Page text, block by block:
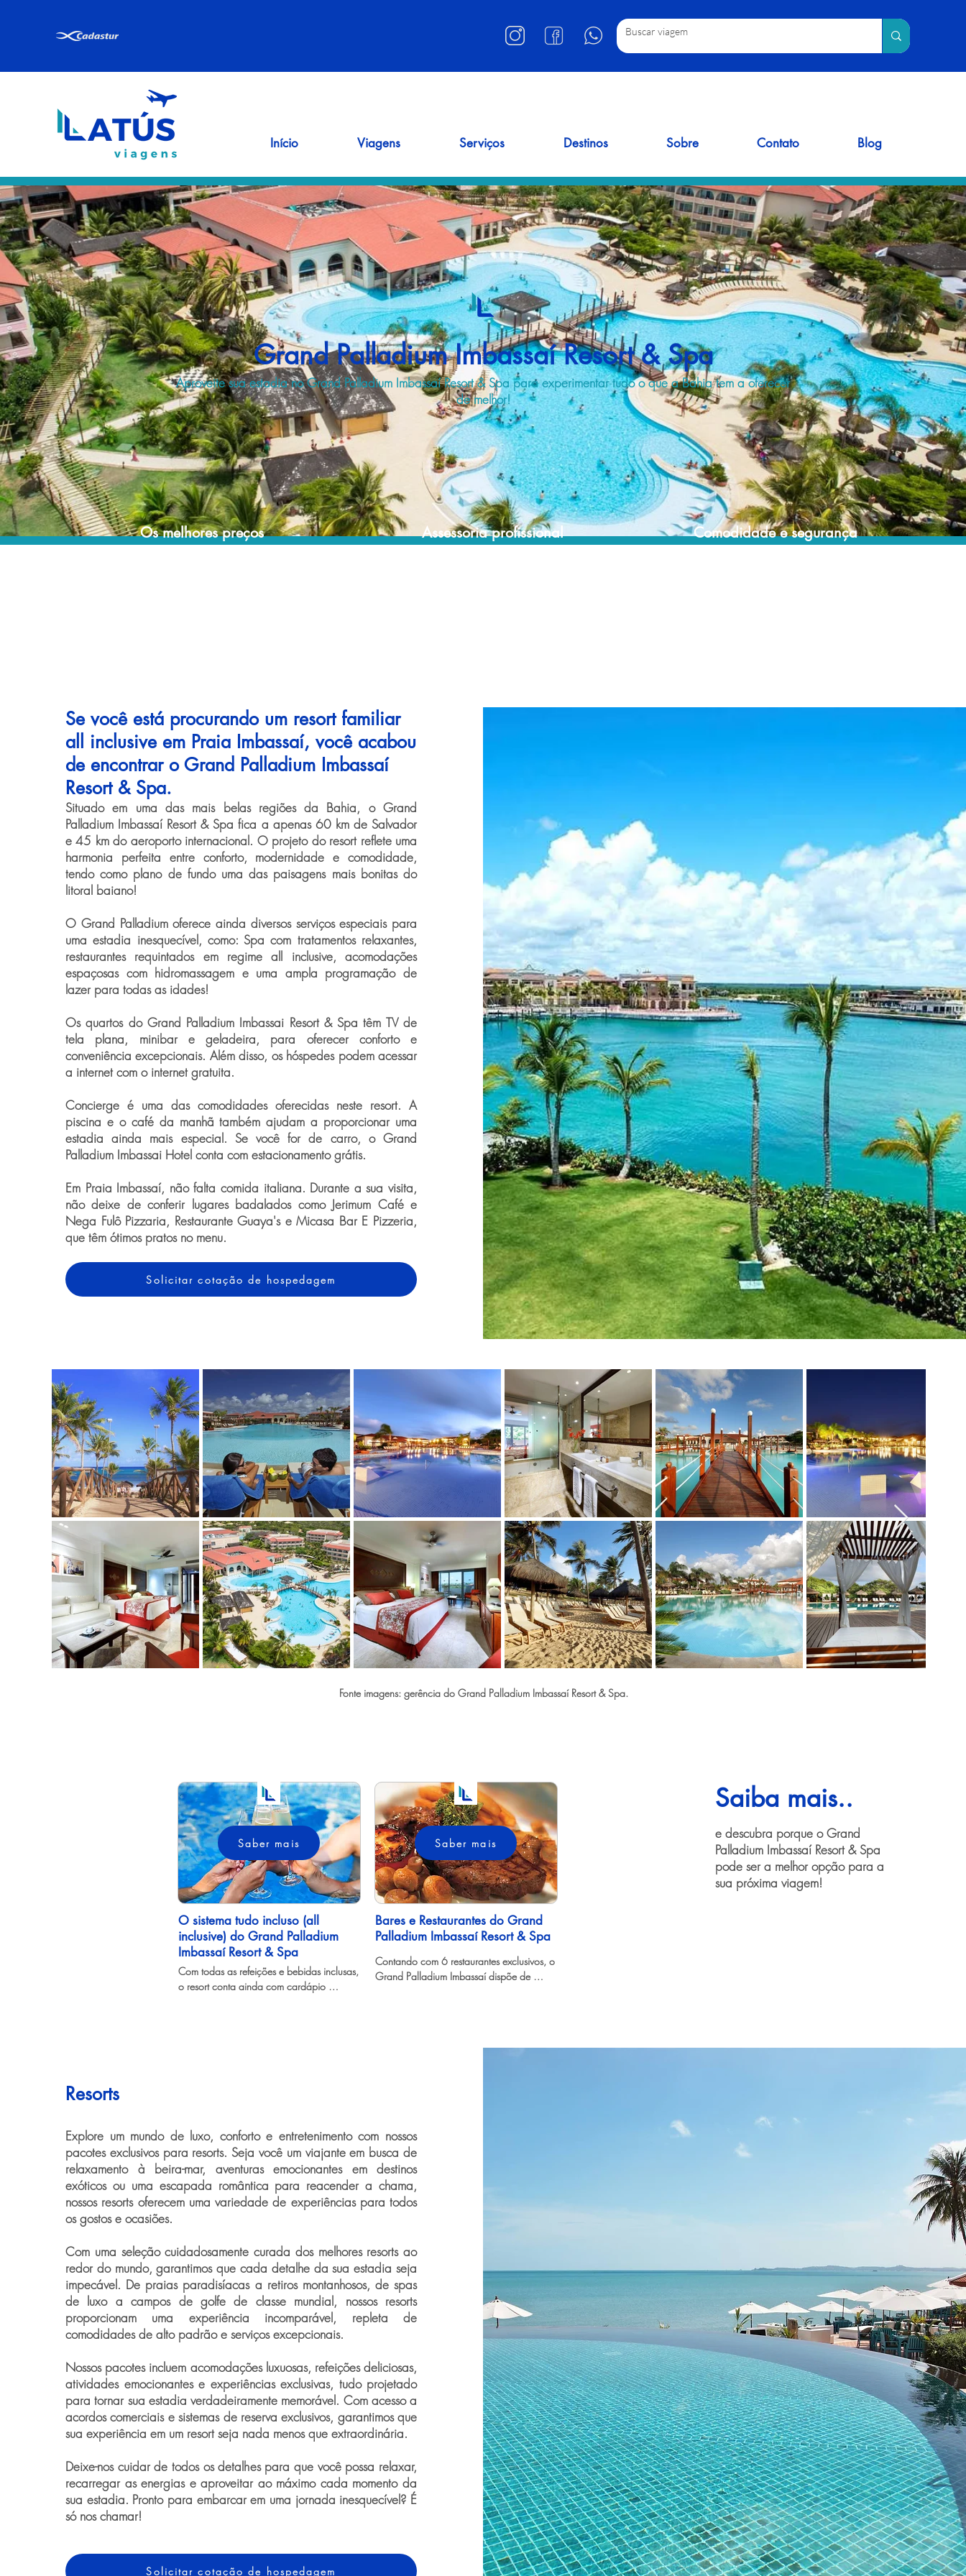
Início Viagens Serviços Destinos Sobre Contato Blog
Grand Palladium Imbassaí Resort & Spa
Aproveite sua estadia no Grand Palladium Imbassaí Resort & Spa para experimentar tudo o que a Bahia tem a oferecer
de melhor!
Os melhores preços Assessoria profissional Comodidade e segurança
Se você está procurando um resort familiar
all inclusive em Praia Imbassaí, você acabou
de encontrar o Grand Palladium Imbassaí
Resort & Spa.
Situado em uma das mais belas regiões da Bahia, o Grand
Palladium Imbassaí Resort & Spa fica a apenas 60 km de Salvador
e 45 km do aeroporto internacional. O projeto do resort reflete uma
harmonia perfeita entre conforto, modernidade e comodidade,
tendo como plano de fundo uma das paisagens mais bonitas do
litoral baiano!
O Grand Palladium oferece ainda diversos serviços especiais para
uma estadia inesquecível, como: Spa com tratamentos relaxantes,
restaurantes requintados em regime all inclusive, acomodações
espaçosas com hidromassagem e uma ampla programação de
lazer para todas as idades!
Os quartos do Grand Palladium Imbassai Resort & Spa têm TV de
tela plana, minibar e geladeira, para oferecer conforto e
conveniência excepcionais. Além disso, os hóspedes podem acessar
a internet com o internet gratuita.
Concierge é uma das comodidades oferecidas neste resort. A
piscina e o café da manhã também ajudam a proporcionar uma
estadia ainda mais especial. Se você for de carro, o Grand
Palladium Imbassai Hotel conta com estacionamento grátis.
Em Praia Imbassaí, não falta comida italiana. Durante a sua visita,
não deixe de conferir lugares badalados como Jerimum Café e
Nega Fulô Pizzaria, Restaurante Guaya's e Micasa Bar E Pizzeria,
que têm ótimos pratos no menu.
Solicitar cotação de hospedagem
Fonte imagens: gerência do Grand Palladium Imbassaí Resort & Spa.
f597ce23-136c-4845-ae69-ffff46025c73
Saber mais
O sistema tudo incluso (all
inclusive) do Grand Palladium
Imbassaí Resort & Spa
Com todas as refeições e bebidas inclusas,
o resort conta ainda com cardápio
13f1c9fe-00b3-4f2f-993a-f4bba5befca0
Saber mais
Bares e Restaurantes do Grand
Palladium Imbassaí Resort & Spa
Contando com 6 restaurantes exclusivos, o
Grand Palladium Imbassaí dispõe de
Saiba mais..
e descubra porque o Grand
Palladium Imbassaí Resort & Spa
pode ser a melhor opção para a
sua próxima viagem!
Resorts
Explore um mundo de luxo, conforto e entretenimento com nossos
pacotes exclusivos para resorts. Seja você um viajante em busca de
relaxamento à beira-mar, aventuras emocionantes em destinos
exóticos ou uma escapada romântica para reacender a chama,
nossos resorts oferecem uma variedade de experiências para todos
os gostos e ocasiões.
Com uma seleção cuidadosamente curada dos melhores resorts ao
redor do mundo, garantimos que cada detalhe da sua estadia seja
impecável. De praias paradisíacas a retiros montanhosos, de spas
de luxo a campos de golfe de classe mundial, nossos resorts
proporcionam uma experiência incomparável, repleta de
comodidades de alto padrão e serviços excepcionais.
Nossos pacotes incluem acomodações luxuosas, refeições deliciosas,
atividades emocionantes e experiências exclusivas, tudo projetado
para tornar sua estadia verdadeiramente memorável. Com acesso a
acordos comerciais e sistemas de reserva exclusivos, garantimos que
sua experiência em um resort seja nada menos que extraordinária.
Deixe-nos cuidar de todos os detalhes para que você possa relaxar,
recarregar as energias e aproveitar ao máximo cada momento da
sua estadia. Pronto para embarcar em uma jornada inesquecível? É
só nos chamar!
Solicitar cotação de hospedagem